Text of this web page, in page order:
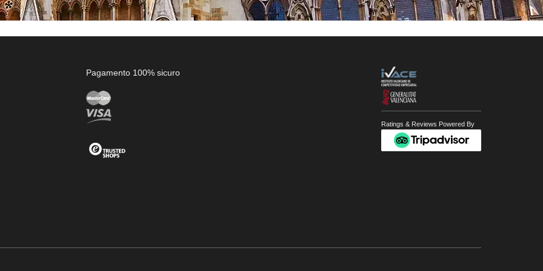
Pagamento 100% sicuro
Ratings & Reviews Powered By